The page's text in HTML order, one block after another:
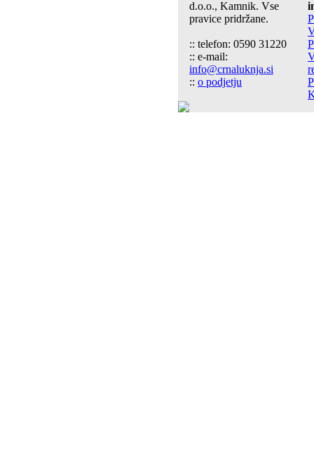
d.o.o., Kamnik. Vse
pravice pridržane.
:: telefon: 0590 31220
:: e-mail:
info@crnaluknja.si
:: o podjetju